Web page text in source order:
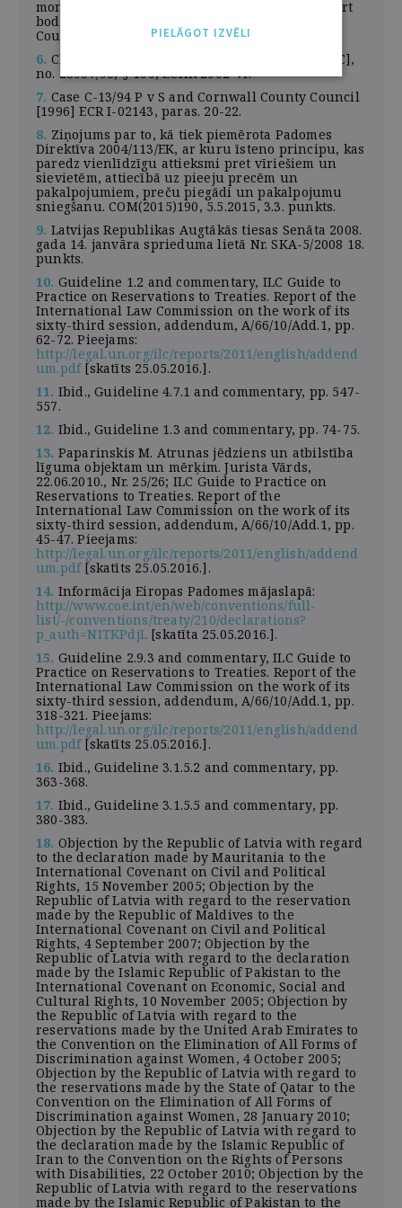
monitoring? The role of Council of Europe expert
bodies in the development of human rights.
Council of Europe Publishing, 2012.
6. Christine Goodwin v. the United Kingdom [GC],
no. 28957/95, § 100, ECHR 2002-VI.
7. Case C-13/94 P v S and Cornwall County Council
[1996] ECR I-02143, paras. 20-22.
8. Ziņojums par to, kā tiek piemērota Padomes
Direktīva 2004/113/EK, ar kuru īsteno principu, kas
paredz vienlīdzīgu attieksmi pret vīriešiem un
sievietēm, attiecībā uz pieeju precēm un
pakalpojumiem, preču piegādi un pakalpojumu
sniegšanu. COM(2015)190, 5.5.2015, 3.3. punkts.
9. Latvijas Republikas Augtākās tiesas Senāta 2008.
gada 14. janvāra sprieduma lietā Nr. SKA-5/2008 18.
punkts.
10. Guideline 1.2 and commentary, ILC Guide to
Practice on Reservations to Treaties. Report of the
International Law Commission on the work of its
sixty-third session, addendum, A/66/10/Add.1, pp.
62-72. Pieejams:
http://legal.un.org/ilc/reports/2011/english/addend
um.pdf[skatīts 25.05.2016.].
11. Ibid., Guideline 4.7.1 and commentary, pp. 547-
557.
12. Ibid., Guideline 1.3 and commentary, pp. 74-75.
13. Paparinskis M. Atrunas jēdziens un atbilstība
līguma objektam un mērķim. Jurista Vārds,
22.06.2010., Nr. 25/26; ILC Guide to Practice on
Reservations to Treaties. Report of the
International Law Commission on the work of its
sixty-third session, addendum, A/66/10/Add.1, pp.
45-47. Pieejams:
http://legal.un.org/ilc/reports/2011/english/addend
um.pdf[skatīts 25.05.2016.].
14. Informācija Eiropas Padomes mājaslapā:
http://www.coe.int/en/web/conventions/full-
list/-/conventions/treaty/210/declarations?
p_auth=NITKPdjL [skatīta 25.05.2016.].
15. Guideline 2.9.3 and commentary, ILC Guide to
Practice on Reservations to Treaties. Report of the
International Law Commission on the work of its
sixty-third session, addendum, A/66/10/Add.1, pp.
318-321. Pieejams:
http://legal.un.org/ilc/reports/2011/english/addend
um.pdf[skatīts 25.05.2016.].
16. Ibid., Guideline 3.1.5.2 and commentary, pp.
363-368.
17. Ibid., Guideline 3.1.5.5 and commentary, pp.
380-383.
18. Objection by the Republic of Latvia with regard
to the declaration made by Mauritania to the
International Covenant on Civil and Political
Rights, 15 November 2005; Objection by the
Republic of Latvia with regard to the reservation
made by the Republic of Maldives to the
International Covenant on Civil and Political
Rights, 4 September 2007; Objection by the
Republic of Latvia with regard to the declaration
made by the Islamic Republic of Pakistan to the
International Covenant on Economic, Social and
Cultural Rights, 10 November 2005; Objection by
the Republic of Latvia with regard to the
reservations made by the United Arab Emirates to
the Convention on the Elimination of All Forms of
Discrimination against Women, 4 October 2005;
Objection by the Republic of Latvia with regard to
the reservations made by the State of Qatar to the
Convention on the Elimination of All Forms of
Discrimination against Women, 28 January 2010;
Objection by the Republic of Latvia with regard to
the declaration made by the Islamic Republic of
Iran to the Convention on the Rights of Persons
with Disabilities, 22 October 2010; Objection by the
Republic of Latvia with regard to the reservations
made by the Islamic Republic of Pakistan to the
PIELĀGOT IZVĒLI